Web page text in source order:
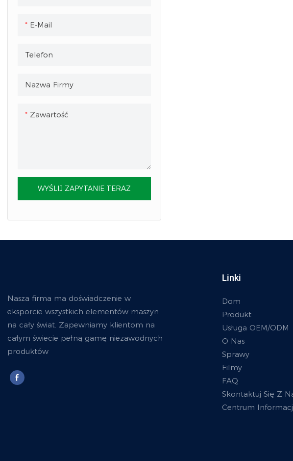
E-Mail
Telefon
Nazwa Firmy
Zawartość
WYŚLIJ ZAPYTANIE TERAZ
Nasza firma ma doświadczenie w
eksporcie wszystkich elementów maszyn
na cały świat. Zapewniamy klientom na
całym świecie pełną gamę niezawodnych
produktów
Linki
Dom
Produkt
Usługa OEM/ODM
O Nas
Sprawy
Filmy
FAQ
Skontaktuj Się Z
Centrum